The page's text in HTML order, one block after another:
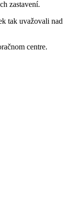
zastavení.
tak uvažovali nad
centre.